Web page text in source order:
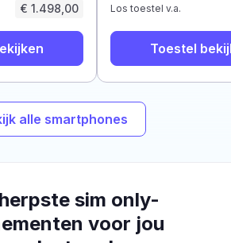
€ 1.498,00 Los toestel v.a.
Toestel
alle smartphones
sim only-
voor jou